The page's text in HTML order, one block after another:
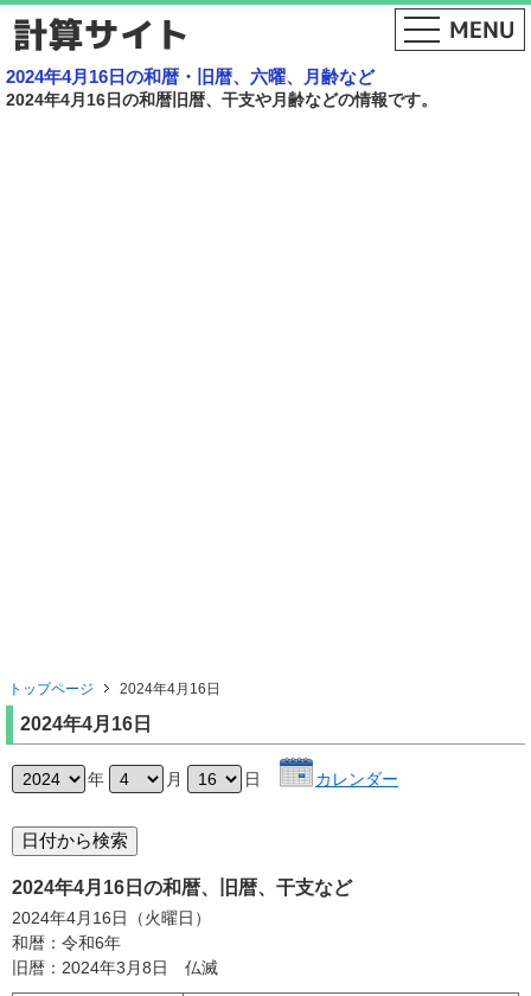
2024年4月16日の和暦・旧暦、六曜、月齢など
2024年4月16日の和暦旧暦、干支や月齢などの情報です。
トップページ 2024年4月16日
2024年4月16日
年 月 日 カレンダー
2024年4月16日の和暦、旧暦、干支など
2024年4月16日（火曜日）
和暦：令和6年
旧暦：2024年3月8日 仏滅